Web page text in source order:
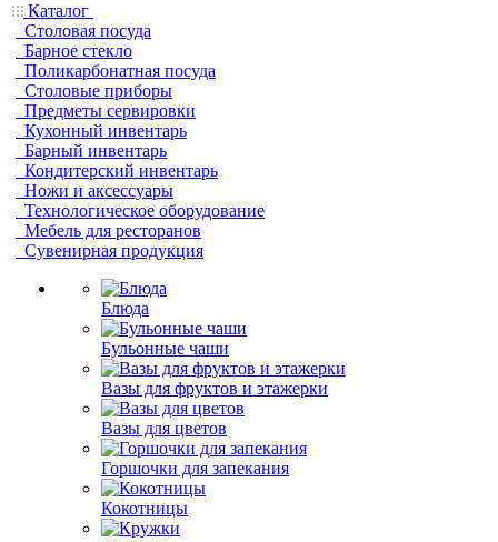
Каталог
Столовая посуда
Барное стекло
Поликарбонатная посуда
Столовые приборы
Предметы сервировки
Кухонный инвентарь
Барный инвентарь
Кондитерский инвентарь
Ножи и аксессуары
Технологическое оборудование
Мебель для ресторанов
Сувенирная продукция
Блюда
Бульонные чаши
Вазы для фруктов и этажерки
Вазы для цветов
Горшочки для запекания
Кокотницы